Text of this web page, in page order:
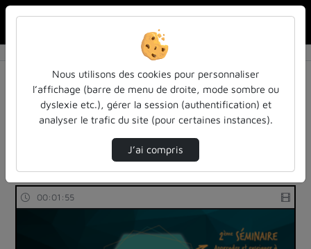
Résultats de la recherche
Filtres actifs (cliquer pour en retirer) :
Français
education
la-chaine-pedagogique
la-chaine-pedagogique
3 vidéos trouvées
00:01:55
Nous utilisons des cookies pour personnaliser
l’affichage (barre de menu de droite, mode sombre ou
dyslexie etc.), gérer la session (authentification) et
analyser le trafic du site (pour certaines instances).
J’ai compris